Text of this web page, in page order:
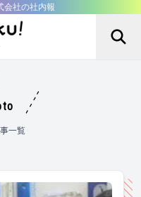
会社の社内報
一覧